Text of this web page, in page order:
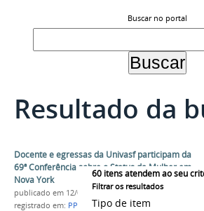
Buscar no portal
Resultado da
60 itens atendem ao seu
Filtrar os resultados
Tipo de item
Docente e egressas da Univasf participam da
69ª Conferência sobre o Status da Mulher em
Nova York
publicado em 12/02/2025
registrado em: PPGDiDes,ONU, Administração